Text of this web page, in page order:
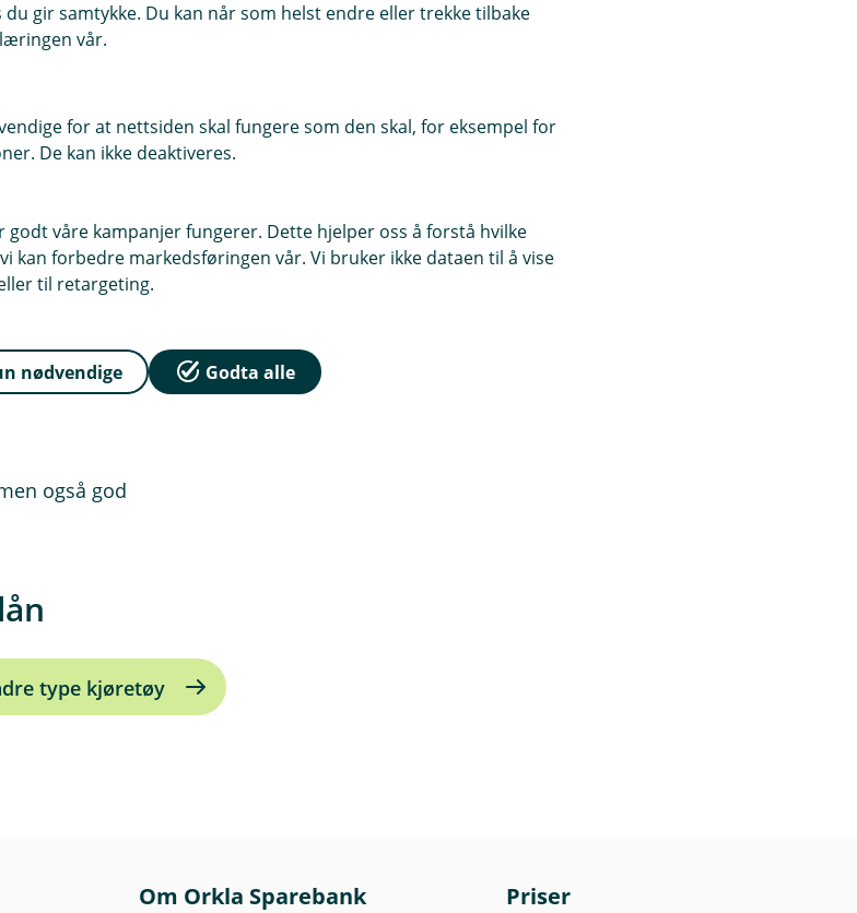
for når du finner din
lån.
også god
type kjøretøy
Om Orkla Sparebank Priser
gir samtykke. Du kan når som helst endre eller trekke tilbake
vår.
for at nettsiden skal fungere som den skal, for eksempel for
De kan ikke deaktiveres.
våre kampanjer fungerer. Dette hjelper oss å forstå hvilke
kan forbedre markedsføringen vår. Vi bruker ikke dataen til å vise
til retargeting.
nødvendige Godta alle